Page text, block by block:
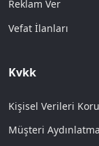
Reklam Ver
Vefat İlanları
Kvkk
Kişisel Verileri
Müşteri